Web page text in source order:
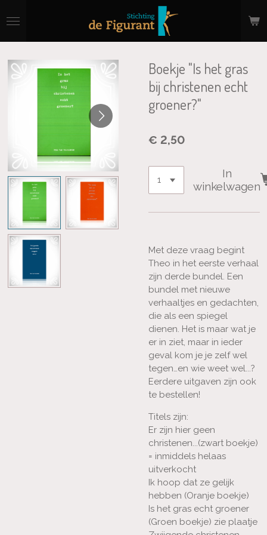
direct
hoofdinhoud
Boekje "Is het gras
bij christenen echt
groener?"
€ 2,50
In
winkelwagen
Met deze vraag begint
Theo in het eerste verhaal
zijn derde bundel. Een
bundel met nieuwe
verhaaltjes en gedachten,
die als een spiegel
dienen. Het is maar wat je
er in ziet, maar in ieder
geval kom je je zelf wel
tegen…en wie weet wel...?
Eerdere uitgaven zijn ook
te bestellen!
Titels zijn:
Er zijn hier geen
christenen...(zwart boekje)
= inmiddels helaas
uitverkocht
Ik hoop dat ze gelijk
hebben (Oranje boekje)
Is het gras echt groener
(Groen boekje) zie plaatje